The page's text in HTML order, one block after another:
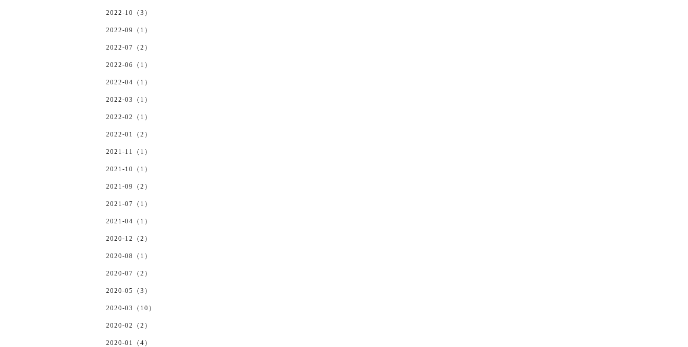
2022-10（3）
2022-09（1）
2022-07（2）
2022-06（1）
2022-04（1）
2022-03（1）
2022-02（1）
2022-01（2）
2021-11（1）
2021-10（1）
2021-09（2）
2021-07（1）
2021-04（1）
2020-12（2）
2020-08（1）
2020-07（2）
2020-05（3）
2020-03（10）
2020-02（2）
2020-01（4）